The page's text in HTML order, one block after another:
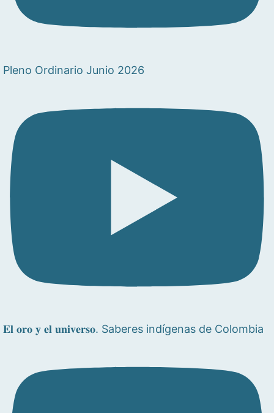
Pleno Ordinario Junio 2026
𝐄𝐥 𝐨𝐫𝐨 𝐲 𝐞𝐥 𝐮𝐧𝐢𝐯𝐞𝐫𝐬𝐨. Saberes indígenas de Colombia